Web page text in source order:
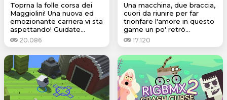
Toprna la folle corsa dei
Maggiolini! Una nuova ed
emozionante carriera vi sta
aspettando! Guidate...
20.086
Una macchina, due braccia,
cuori da riunire per far
trionfare l'amore in questo
game un po' retrò...
17.120